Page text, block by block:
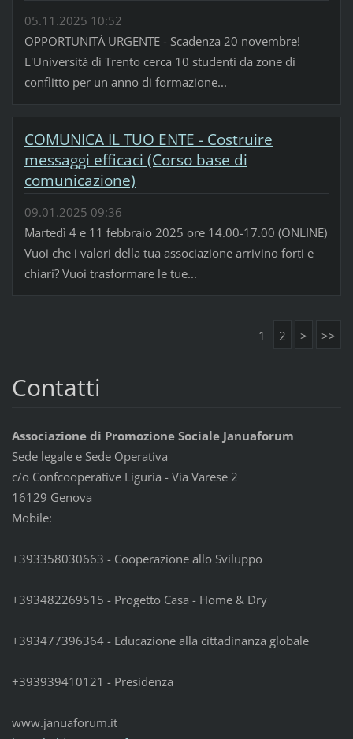
05.11.2025 10:52
OPPORTUNITÀ URGENTE - Scadenza 20 novembre!
L'Università di Trento cerca 10 studenti da zone di
conflitto per un anno di formazione...
COMUNICA IL TUO ENTE - Costruire
messaggi efficaci (Corso base di
comunicazione)
09.01.2025 09:36
Martedì 4 e 11 febbraio 2025 ore 14.00-17.00 (ONLINE)
Vuoi che i valori della tua associazione arrivino forti e
chiari? Vuoi trasformare le tue...
1 2 > >>
Contatti
Associazione di Promozione Sociale Januaforum
Sede legale e Sede Operativa
c/o Confcooperative Liguria - Via Varese 2
16129 Genova
Mobile:
+393358030663 - Cooperazione allo Sviluppo
+393482269515 - Progetto Casa - Home & Dry
+393477396364 - Educazione alla cittadinanza globale
+393939410121 - Presidenza
www.januaforum.it